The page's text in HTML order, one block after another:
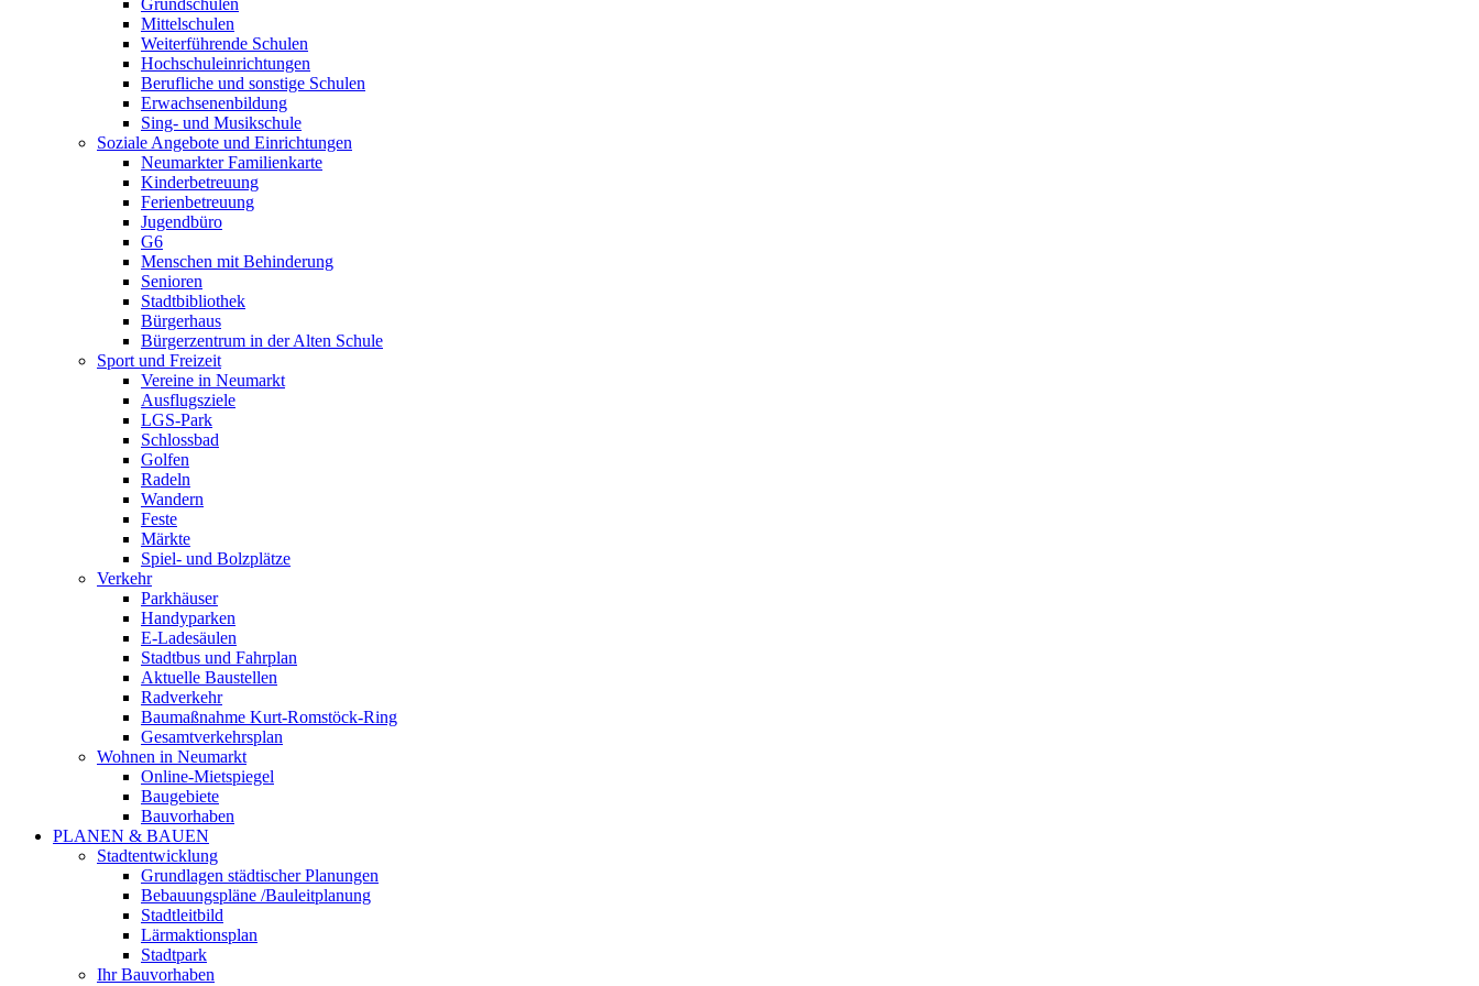
Grundschulen
Mittelschulen
Weiterführende Schulen
Hochschuleinrichtungen
Berufliche und sonstige Schulen
Erwachsenenbildung
Sing- und Musikschule
Soziale Angebote und Einrichtungen
Neumarkter Familienkarte
Kinderbetreuung
Ferienbetreuung
Jugendbüro
G6
Menschen mit Behinderung
Senioren
Stadtbibliothek
Bürgerhaus
Bürgerzentrum in der Alten Schule
Sport und Freizeit
Vereine in Neumarkt
Ausflugsziele
LGS-Park
Schlossbad
Golfen
Radeln
Wandern
Feste
Märkte
Spiel- und Bolzplätze
Verkehr
Parkhäuser
Handyparken
E-Ladesäulen
Stadtbus und Fahrplan
Aktuelle Baustellen
Radverkehr
Baumaßnahme Kurt-Romstöck-Ring
Gesamtverkehrsplan
Wohnen in Neumarkt
Online-Mietspiegel
Baugebiete
Bauvorhaben
PLANEN & BAUEN
Stadtentwicklung
Grundlagen städtischer Planungen
Bebauungspläne /Bauleitplanung
Stadtleitbild
Lärmaktionsplan
Stadtpark
Ihr Bauvorhaben